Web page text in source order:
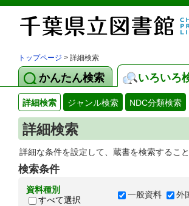
トップページ > 詳細検索
かんたん検索 いろいろ
詳細検索 ジャンル検索 NDC分類検索
詳細検索
詳細な条件を設定して、蔵書を検索すること
検索条件
資料種別
すべて選択
一般資料 外